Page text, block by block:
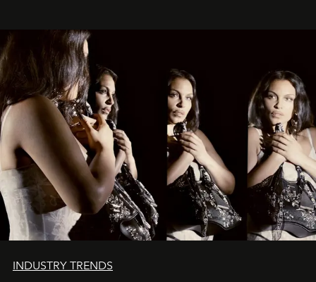
INDUSTRY TRENDS